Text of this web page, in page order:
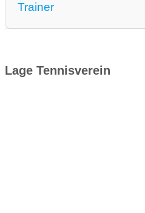
Trainer
Lage Tennisverein